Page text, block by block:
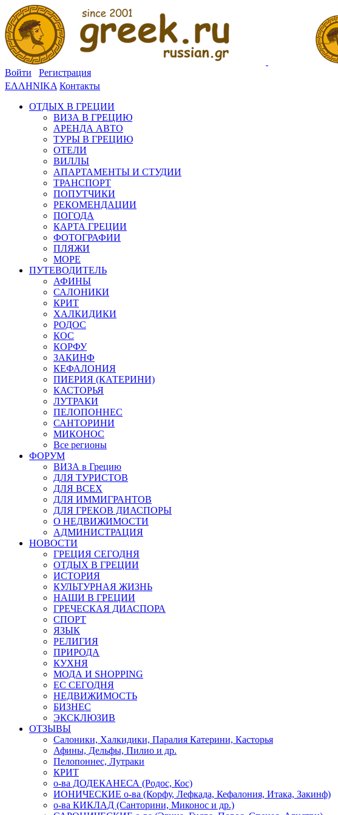
Войти
Регистрация
ΕΛΛΗΝΙΚΑ Контакты
ОТДЫХ В ГРЕЦИИ
ВИЗА В ГРЕЦИЮ
АРЕНДА АВТО
ТУРЫ В ГРЕЦИЮ
ОТЕЛИ
ВИЛЛЫ
АПАРТАМЕНТЫ И СТУДИИ
ТРАНСПОРТ
ПОПУТЧИКИ
РЕКОМЕНДАЦИИ
ПОГОДА
КАРТА ГРЕЦИИ
ФОТОГРАФИИ
ПЛЯЖИ
МОРЕ
ПУТЕВОДИТЕЛЬ
АФИНЫ
САЛОНИКИ
КРИТ
ХАЛКИДИКИ
РОДОС
КОС
КОРФУ
ЗАКИНФ
КЕФАЛОНИЯ
ПИЕРИЯ (КАТЕРИНИ)
КАСТОРЬЯ
ЛУТРАКИ
ПЕЛОПОННЕС
САНТОРИНИ
МИКОНОС
Все регионы
ФОРУМ
ВИЗА в Грецию
ДЛЯ ТУРИСТОВ
ДЛЯ ВСЕХ
ДЛЯ ИММИГРАНТОВ
ДЛЯ ГРЕКОВ ДИАСПОРЫ
О НЕДВИЖИМОСТИ
АДМИНИСТРАЦИЯ
НОВОСТИ
ГРЕЦИЯ СЕГОДНЯ
ОТДЫХ В ГРЕЦИИ
ИСТОРИЯ
КУЛЬТУРНАЯ ЖИЗНЬ
НАШИ В ГРЕЦИИ
ГРЕЧЕСКАЯ ДИАСПОРА
СПОРТ
ЯЗЫК
РЕЛИГИЯ
ПРИРОДА
КУХНЯ
МОДА И SHOPPING
ЕС СЕГОДНЯ
НЕДВИЖИМОСТЬ
БИЗНЕС
ЭКСКЛЮЗИВ
ОТЗЫВЫ
Салоники, Халкидики, Паралия Катерини, Касторья
Афины, Дельфы, Пилио и др.
Пелопоннес, Лутраки
КРИТ
о-ва ДОДЕКАНЕСА (Родос, Кос)
ИОНИЧЕСКИЕ о-ва (Корфу, Лефкада, Кефалония, Итака, Закинф)
о-ва КИКЛАД (Санторини, Миконос и др.)